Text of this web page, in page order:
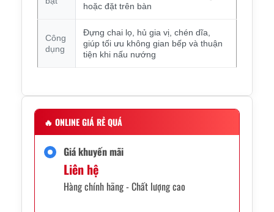
hoặc đặt trên bàn
Công
dụng
Đựng chai lọ, hủ gia vị, chén dĩa,
giúp tối ưu không gian bếp và thuận
tiện khi nấu nướng
🔥 ONLINE GIÁ RẺ QUÁ
Giá khuyến mãi
Liên hệ
Hàng chính hãng - Chất lượng cao